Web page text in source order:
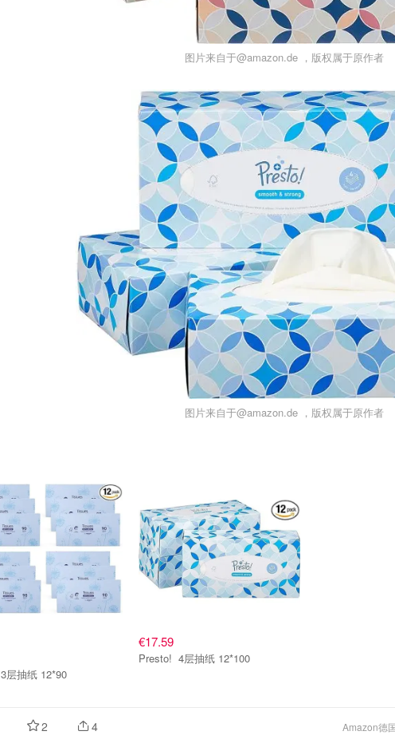
图片来自于@amazon.de ，版权属于原作者
图片来自于@amazon.de ，版权属于原作者
Presto! 3层抽纸 12*90
€17.59
Presto! 4层抽纸 12*100
Amazon德
2 4